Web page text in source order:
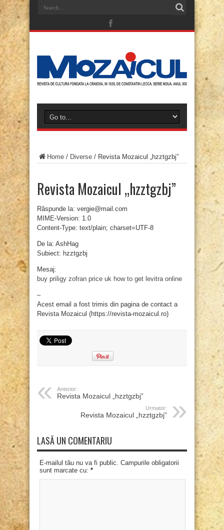
Home / Diverse / Revista Mozaicul „hzztgzbj”
Revista Mozaicul „hzztgzbj”
Răspunde la: vergie@mail.com
MIME-Version: 1.0
Content-Type: text/plain; charset=UTF-8
De la: AshHag
Subiect: hzztgzbj
Mesaj:
buy priligy zofran price uk how to get levitra online
–
Acest email a fost trimis din pagina de contact a
Revista Mozaicul (https://revista-mozaicul.ro)
Anterior:
Revista Mozaicul „hzztgzbj”
Urmator:
Revista Mozaicul „hzztgzbj”
LASĂ UN COMENTARIU
E-mailul tău nu va fi public. Campurile obligatorii
sunt marcate cu: *